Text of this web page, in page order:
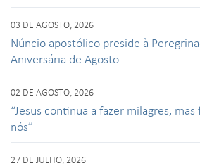
03 DE AGOSTO, 2026
Núncio apostólico preside à
Aniversária de Agosto
02 DE AGOSTO, 2026
“Jesus continua a fazer milagres,
nós”
27 DE JULHO, 2026